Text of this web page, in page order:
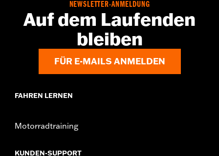
NEWSLETTER-ANMELDUNG
Auf dem Laufenden
bleiben
FÜR E-MAILS ANMELDEN
FAHREN LERNEN
Motorradtraining
KUNDEN-SUPPORT